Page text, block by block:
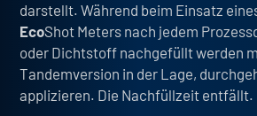
darstellt. Während beim Einsatz
EcoShot Meters nach jedem
oder Dichtstoff nachgefüllt werden
Tandemversion in der Lage,
applizieren. Die Nachfüllzeit entfällt.